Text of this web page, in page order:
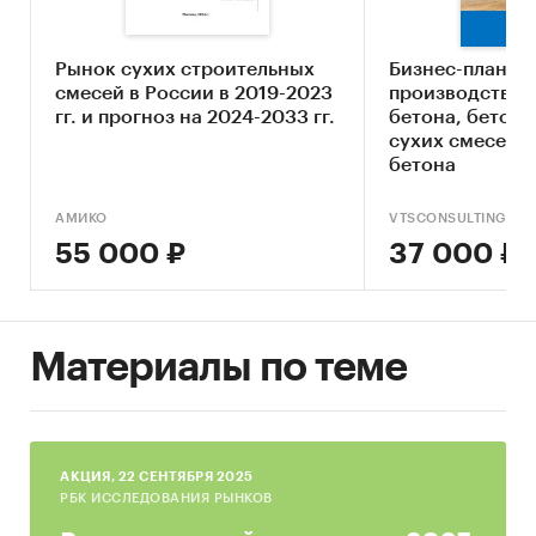
Оценка угроз со стороны основных товаров-
заменителей
Составление прогноза развития рынка до
Основные блоки исследования
Обзор рынка грунтовки в Москве и
Московской области
в Москве и Московской области
Анализ потребления грунтовки
Прогноз объема рынка до 2030 г. в Москве и
Московской области
Рынок сухих строительных
смесей в России в 2019-2023
гг. и прогноз на 2024-2033 гг.
АМИКО
55 000 ₽
Бизнес-план
производства
бетона,
сухих смесей
бетона
VTSCONSULTING
37 000 ₽
Материалы по теме
AКЦИЯ, 22 СЕНТЯБРЯ 2025
РБК ИССЛЕДОВАНИЯ РЫНКОВ